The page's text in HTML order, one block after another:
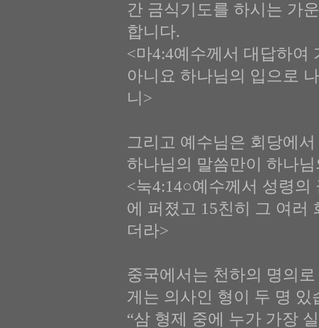
간 금식기도를 하시는 가
합니다.
<마4:4예수께서 대답하여
아니요 하나님의 입으로
니>
그리고 예수님은 회당에
하나님의 말씀만이 하나
<눅4:14○예수께서 성령
에 퍼졌고 15친히 그 여러
더라>
중국에서는 천하의 명의
게는 의사인 형이 두 명
“삼 형제 중에 누가 가장